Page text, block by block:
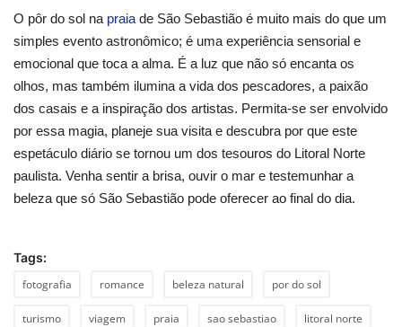
O pôr do sol na praia de São Sebastião é muito mais do que um
simples evento astronômico; é uma experiência sensorial e
emocional que toca a alma. É a luz que não só encanta os
olhos, mas também ilumina a vida dos pescadores, a paixão
dos casais e a inspiração dos artistas. Permita-se ser envolvido
por essa magia, planeje sua visita e descubra por que este
espetáculo diário se tornou um dos tesouros do Litoral Norte
paulista. Venha sentir a brisa, ouvir o mar e testemunhar a
beleza que só São Sebastião pode oferecer ao final do dia.
Tags:
fotografia
romance beleza natural por do sol
turismo viagem praia sao sebastiao litoral norte